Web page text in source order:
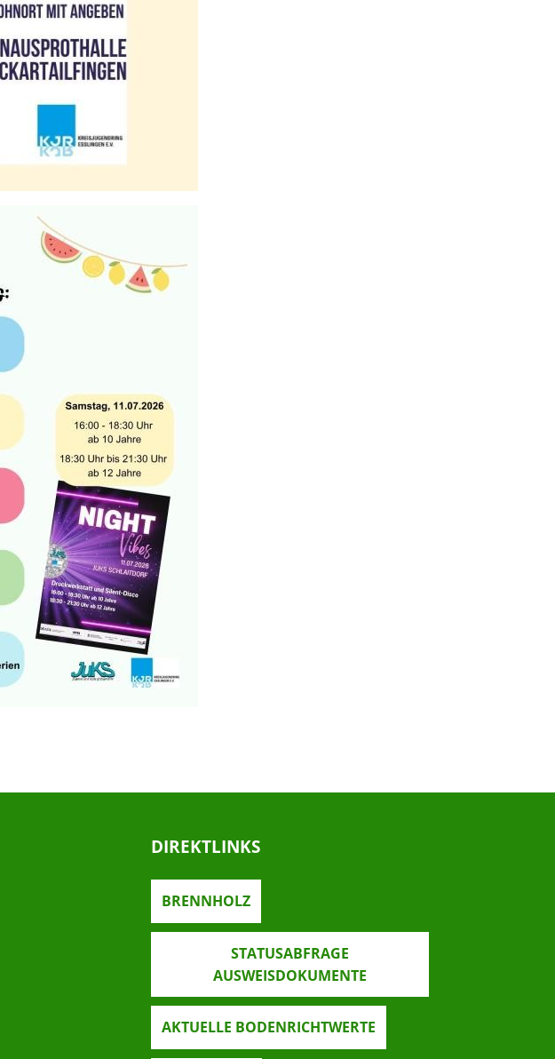
DIREKTLINKS
BRENNHOLZ
STATUSABFRAGE
AUSWEISDOKUMENTE
AKTUELLE BODENRICHTWERTE